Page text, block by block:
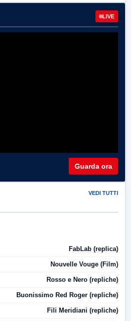
LIVE
Guarda ora
VEDI TUTTI
FabLab (replica)
Nouvelle Vouge (Film)
Rosso e Nero (repliche)
Buonissimo Red Roger (repliche)
Fili Meridiani (repliche)